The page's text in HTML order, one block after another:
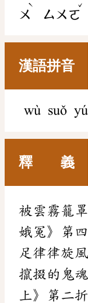
ㄨ
ˋ
ㄙㄨㄛ
ˇ
漢語拼音
wù suǒ
釋 義
被雲霧籠
娥冤》第
足律律旋
攛掇的鬼
上》第二